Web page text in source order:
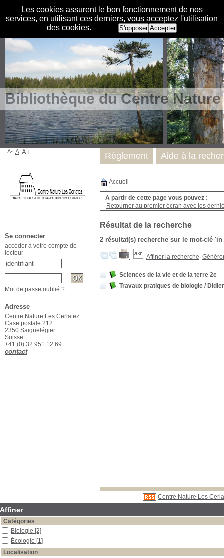
Les cookies assurent le bon fonctionnement de nos
services, en utilisant ces derniers, vous acceptez l'utilisation
des cookies.
S'opposer Accepter
Bibliothèque du Centre
Accueil
A partir de cette page vous pouvez :
Retourner au premier écran avec les
Résultat de la recherche
2 résultat(s) recherche sur le mot-clé
Affiner la recherche
Sciences de la vie et de la terre 2e
Travaux pratiques de biologie /
Centre Nature Les
Règlement Aide à la
A- A A+
Se connecter
accéder à votre compte de
lecteur
Mot de passe oublié ?
Adresse
Centre Nature Les Cerlatez
Case postale 212
2350 Saignelégier
Suisse
+41 (0) 32 951 12 69
contact
Affiner
Catégories
Biologie [2]
Écologie [1]
Localisation